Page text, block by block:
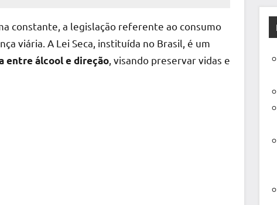
constante, a legislação referente ao consumo
viária. A Lei Seca, instituída no Brasil, é um
entre álcool e direção , visando preservar vidas e